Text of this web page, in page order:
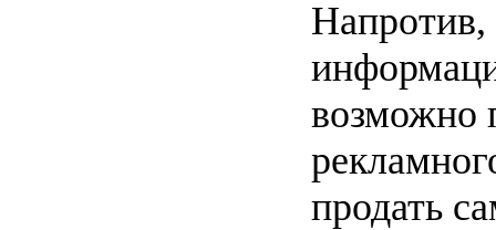
Напротив,
возможно
продать